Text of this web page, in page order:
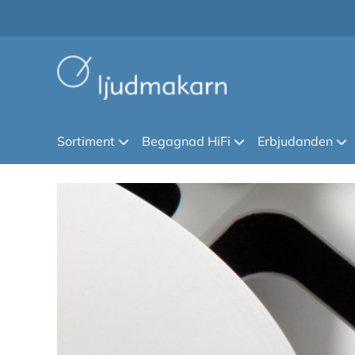
Sortiment Begagnad HiFi Erbjudanden